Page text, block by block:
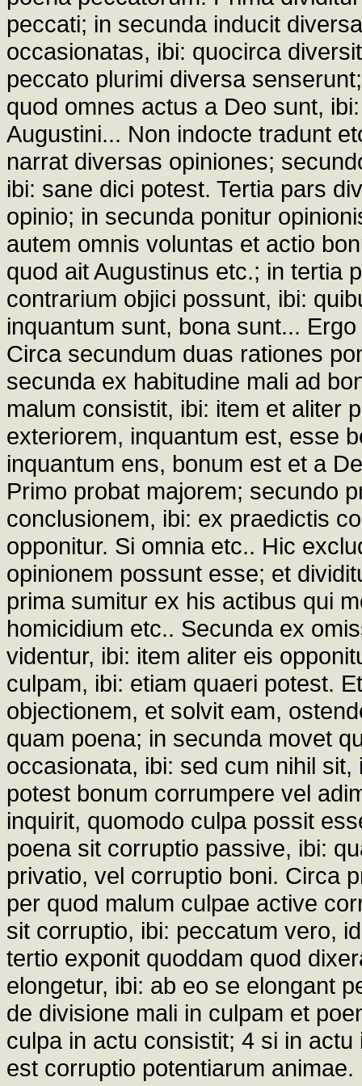
peccati; in secunda inducit
occasionatas, ibi: quocirca
peccato plurimi diversa
quod omnes actus a Deo sunt,
Augustini... Non indocte tradunt
narrat diversas opiniones;
ibi: sane dici potest. Tertia pars
opinio; in secunda ponitur
autem omnis voluntas et actio
quod ait Augustinus etc.; in tertia
contrarium objici possunt, ibi:
inquantum sunt, bona sunt...
Circa secundum duas rationes
secunda ex habitudine mali ad
malum consistit, ibi: item et aliter
exteriorem, inquantum est, esse
inquantum ens, bonum est et a
Primo probat majorem; secundo
conclusionem, ibi: ex praedictis
opponitur. Si omnia etc.. Hic
opinionem possunt esse; et
prima sumitur ex his actibus qui
homicidium etc.. Secunda ex
videntur, ibi: item aliter eis
culpam, ibi: etiam quaeri potest.
objectionem, et solvit eam,
quam poena; in secunda movet
occasionata, ibi: sed cum nihil
potest bonum corrumpere vel
inquirit, quomodo culpa possit
poena sit corruptio passive, ibi:
privatio, vel corruptio boni. Circa
per quod malum culpae active
sit corruptio, ibi: peccatum vero,
tertio exponit quoddam quod
elongetur, ibi: ab eo se elongant
de divisione mali in culpam et
culpa in actu consistit; 4 si in
est corruptio potentiarum animae.